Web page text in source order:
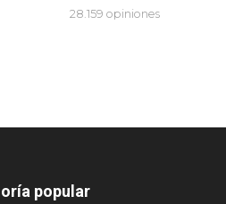
popular